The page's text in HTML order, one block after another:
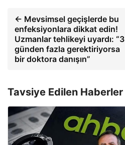
← Mevsimsel geçişlerde bu
enfeksiyonlara dikkat edin!
Uzmanlar tehlikeyi uyardı: “3
günden fazla gerektiriyorsa
bir doktora danışın”
Tavsiye Edilen Haberler